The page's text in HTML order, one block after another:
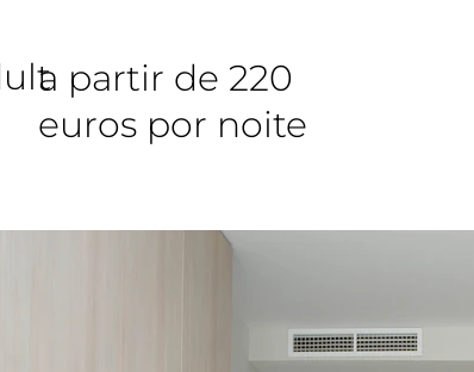
a partir de 220
euros por noite